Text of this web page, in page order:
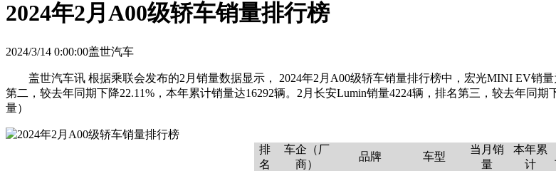
2024年2月A00级轿车销量排行榜
2024/3/14 0:00:00盖世汽车
盖世汽车讯 根据乘联会发布的2月销量数据显示， 2024年2月A00级轿车销量排行榜中，宏光MINI EV销
第二，较去年同期下降22.11%，本年累计销量达16292辆。2月长安Lumin销量4224辆，排名第三，较去年同
量）
排
名
车企（厂
商）
品牌 车型
当月销
量
本年累
计